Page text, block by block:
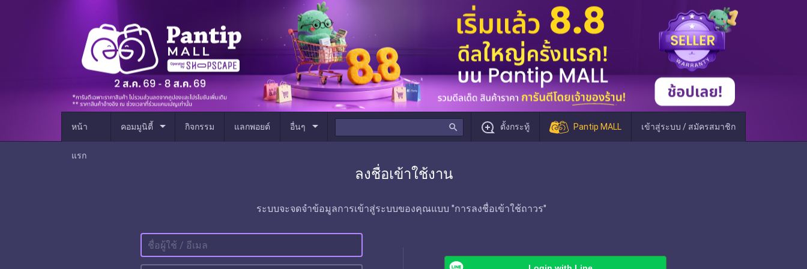
หน้า
แรก
คอมมูนิตี้ arrow_drop_down กิจกรรม แลกพอยต์ อื่นๆ arrow_drop_down search ตั้งกระทู้ Pantip MALL เข้าสู่ระบบ / สมัครสมาชิก
ลงชื่อเข้าใช้งาน
ระบบจะจดจำข้อมูลการเข้าสู่ระบบของคุณแบบ "การลงชื่อเข้าใช้ถาวร"